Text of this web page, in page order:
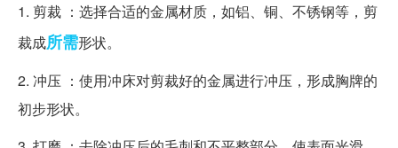
1. 剪裁 ：选择合适的金属材质，如铝、铜、不锈钢等，剪
裁成所需形状。
2. 冲压 ：使用冲床对剪裁好的金属进行冲压，形成胸牌的
初步形状。